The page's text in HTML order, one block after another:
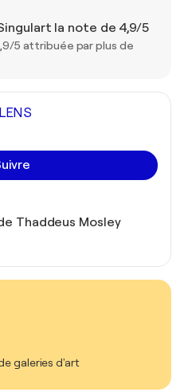
la note de 4,9/5
5 attribuée par plus de
Thaddeus Mosley
galeries d'art